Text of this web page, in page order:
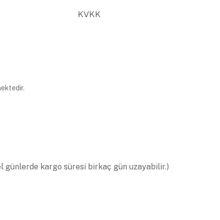
KVKK
günlerde kargo süresi birkaç gün uzayabilir.)